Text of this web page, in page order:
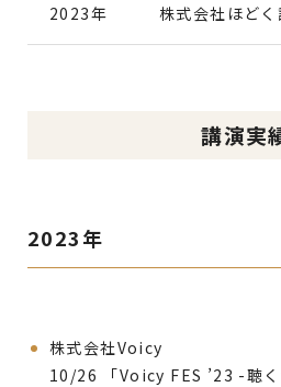
2023年 株式会社ほどく
講演実
2023年
株式会社Voicy
10/26 「Voicy FES ’23 -聴